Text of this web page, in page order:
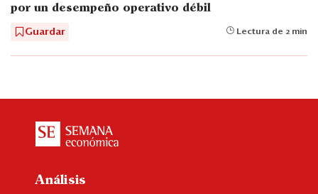
por un desempeño operativo débil
Guardar Lectura de 2 min
Análisis